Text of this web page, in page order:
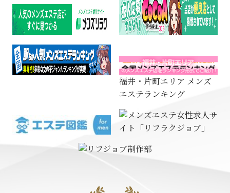
福井・片町エリア メンズ
エステランキング